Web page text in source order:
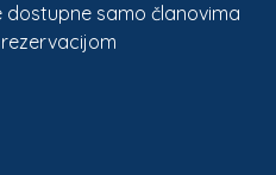
samo članovima